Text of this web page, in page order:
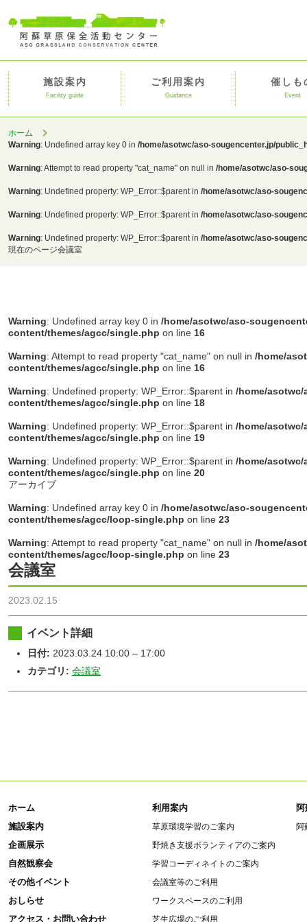
施設案内
Facility guide
ご利用案内
Guidance
催しも
Event
ホーム
Warning: Undefined array key 0 in /home/asotwc/aso-sougencenter.jp/
Warning: Attempt to read property "cat_name" on null in /home/asotwc/aso-
Warning: Undefined property: WP_Error::$parent in /home/asotwc/aso-
Warning: Undefined property: WP_Error::$parent in /home/asotwc/aso-
Warning: Undefined property: WP_Error::$parent in /home/asotwc/aso-
現在のページ会議室
Warning: Undefined array key 0 in /home/asotwc/aso-
content/themes/agcc/single.php on line 16
Warning: Attempt to read property "cat_name" on null in /home/
content/themes/agcc/single.php on line 16
Warning: Undefined property: WP_Error::$parent in /home/
content/themes/agcc/single.php on line 18
Warning: Undefined property: WP_Error::$parent in /home/
content/themes/agcc/single.php on line 19
Warning: Undefined property: WP_Error::$parent in /home/
content/themes/agcc/single.php on line 20
アーカイブ
Warning: Undefined array key 0 in /home/asotwc/aso-
content/themes/agcc/loop-single.php on line 23
Warning: Attempt to read property "cat_name" on null in /home/
content/themes/agcc/loop-single.php on line 23
会議室
2023.02.15
イベント詳細
日付: 2023.03.24 10:00 – 17:00
カテゴリ: 会議室
ホーム
施設案内
企画展示
自然観察会
その他イベント
おしらせ
アクセス・お問い合わせ
利用案内
草原環境学習のご案内
野焼き支援ボランティアのご案内
学習コーディネイトのご案内
会議室等のご利用
ワークスペースのご利用
芝生広場のご利用
阿